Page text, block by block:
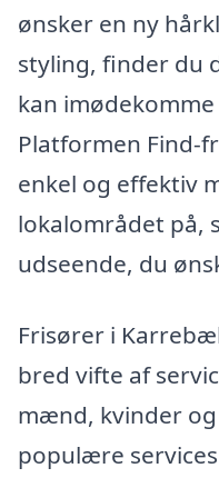
ønsker en ny
styling, finder du
kan
Platformen Find-
enkel og effektiv
lokalområdet på,
udseende, du
Frisører i
bred vifte af
mænd, kvinder
populære